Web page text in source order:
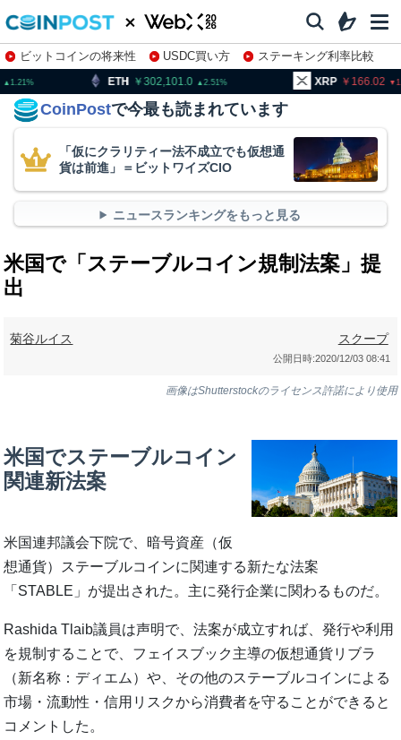
ビットコインの将来性 USDC買い方
ステーキング利率比較
株特集・関連銘柄
302,101.0 2.51 XRP 166.02
CoinPostで今最も読まれています
「仮にクラリティー法不成立でも仮想通
貨は前進」＝ビットワイズCIO
ニュースランキングをもっと見る
米国で「ステーブルコイン規制法案」提
出
菊谷ルイス スクープ
公開日時:2020/12/03 08:41
画像はShutterstockのライセンス許諾により使用
米国でステーブルコイン
関連新法案
米国連邦議会下院で、暗号資産（仮
想通貨）ステーブルコインに関連する新たな法案
「STABLE」が提出された。主に発行企業に関わるものだ。
Rashida Tlaib議員は声明で、法案が成立すれば、発行や利用
を規制することで、フェイスブック主導の仮想通貨リブラ
（新名称：ディエム）や、その他のステーブルコインによる
市場・流動性・信用リスクから消費者を守ることができると
コメントした。